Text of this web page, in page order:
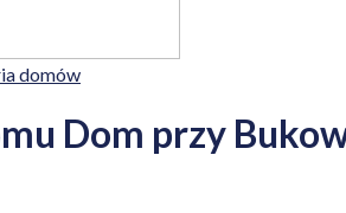
domów
Dom przy